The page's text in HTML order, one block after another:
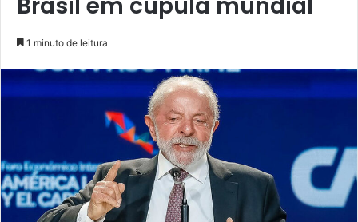
Brasil em cúpula mundial
1 minuto de leitura